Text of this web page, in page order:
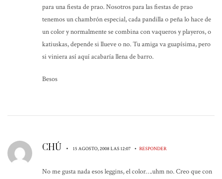
para una fiesta de prao. Nosotros para las fiestas de prao
tenemos un chambrón especial, cada pandilla o peña lo hace de
un color y normalmente se combina con vaqueros y playeros, o
katiuskas, depende si llueve o no. Tu amiga va guapísima, pero
si viniera así aquí acabaría llena de barro.
Besos
CHÚ • 15 AGOSTO, 2008 LAS 12:07 • RESPONDER
No me gusta nada esos leggins, el color….uhm no. Creo que con